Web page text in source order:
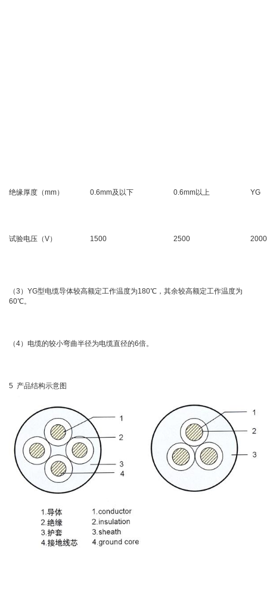
绝缘厚度（mm） 0.6mm及以下 0.6mm以上 YG
试验电压（V） 1500 2500 2000
（3）YG型电缆导体较高额定工作温度为180℃，其余较高额定工作温度为
60℃。
（4）电缆的较小弯曲半径为电缆直径的6倍。
5 产品结构示意图